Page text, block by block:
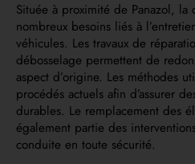
Située à proximité de Panazol, la
nombreux besoins liés à
véhicules. Les travaux de
débosselage permettent de
aspect d’origine. Les méthodes
procédés actuels afin d’assurer
durables. Le remplacement des
également partie des
conduite en toute sécurité.